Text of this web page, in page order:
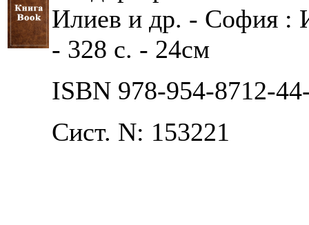
Илиев и др. - София :
- 328 с. - 24см
ISBN 978-954-8712-
Сист. N: 153221